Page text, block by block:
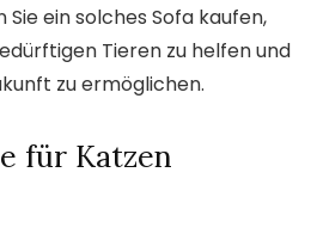
ein solches Sofa kaufen,
Tieren zu helfen und
zu ermöglichen.
für Katzen